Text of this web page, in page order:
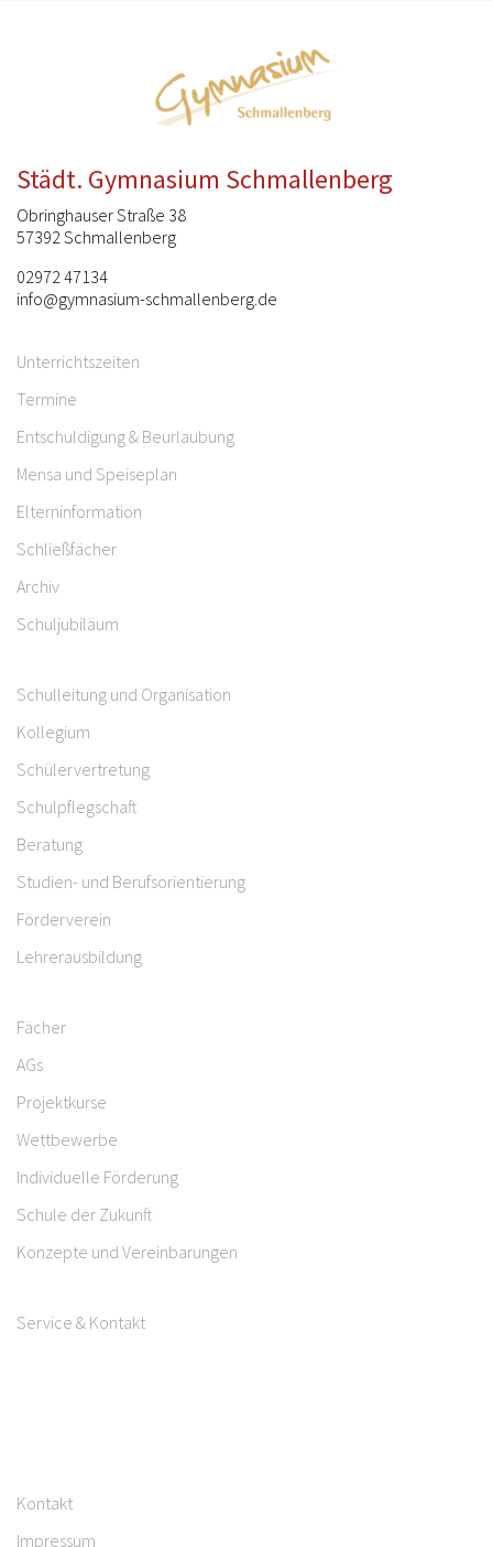
Städt. Gymnasium Schmallenberg
Obringhauser Straße 38
57392 Schmallenberg
02972 47134
info@gymnasium-schmallenberg.de
Unterrichtszeiten
Termine
Entschuldigung & Beurlaubung
Mensa und Speiseplan
Elterninformation
Schließfächer
Archiv
Schuljubiläum
Schulleitung und Organisation
Kollegium
Schülervertretung
Schulpflegschaft
Beratung
Studien- und Berufsorientierung
Förderverein
Lehrerausbildung
Fächer
AGs
Projektkurse
Wettbewerbe
Individuelle Förderung
Schule der Zukunft
Konzepte und Vereinbarungen
Service & Kontakt
Kontakt
Impressum